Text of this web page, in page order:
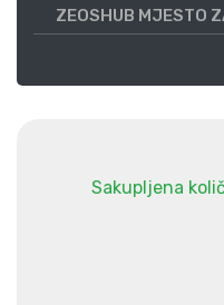
ZEOSHUB MJESTO
Sakupljena